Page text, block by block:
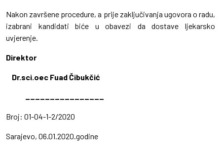
Nakon završene procedure, a prije zaključivanja ugovora o radu,
izabrani kandidati biće u obavezi da dostave ljekarsko
uvjerenje.
Direktor
Dr.sci.oec Fuad Čibukčić
________________
Broj: 01-04-1-2/2020
Sarajevo, 06.01.2020.godine